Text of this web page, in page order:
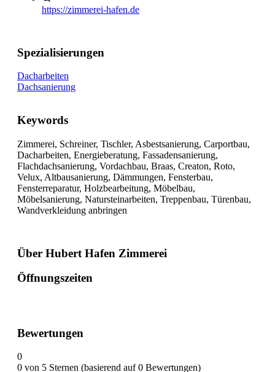
https://zimmerei-hafen.de
Spezialisierungen
Dacharbeiten
Dachsanierung
Keywords
Zimmerei, Schreiner, Tischler, Asbestsanierung, Carportbau,
Dacharbeiten, Energieberatung, Fassadensanierung,
Flachdachsanierung, Vordachbau, Braas, Creaton, Roto,
Velux, Altbausanierung, Dämmungen, Fensterbau,
Fensterreparatur, Holzbearbeitung, Möbelbau,
Möbelsanierung, Natursteinarbeiten, Treppenbau, Türenbau,
Wandverkleidung anbringen
Über Hubert Hafen Zimmerei
Öffnungszeiten
Bewertungen
0
0 von 5 Sternen (basierend auf 0 Bewertungen)